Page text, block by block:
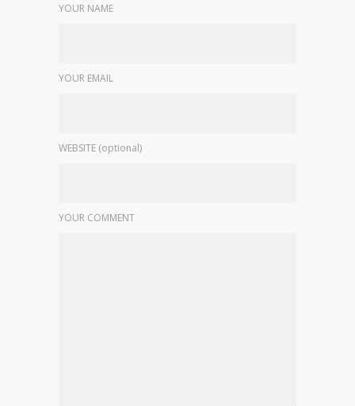
YOUR NAME
YOUR EMAIL
WEBSITE (optional)
YOUR COMMENT